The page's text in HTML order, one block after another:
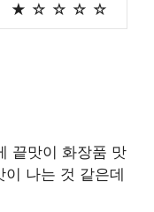
★ ☆ ☆ ☆ ☆
끝맛이 화장품 맛
나는 것 같은데